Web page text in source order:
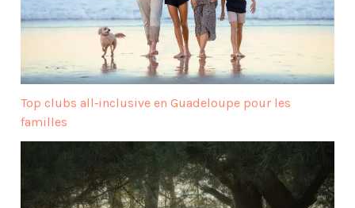
Top clubs all‑inclusive en Guadeloupe pour les
familles